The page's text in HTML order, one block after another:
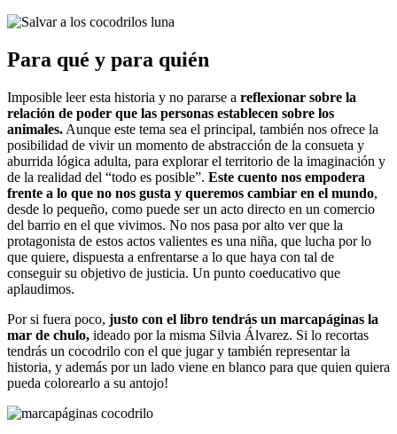
Para qué y para quién
Imposible leer esta historia y no pararse a reflexionar sobre la
relación de poder que las personas establecen sobre los
animales. Aunque este tema sea el principal, también nos ofrece la
posibilidad de vivir un momento de abstracción de la consueta y
aburrida lógica adulta, para explorar el territorio de la imaginación y
de la realidad del “todo es posible”. Este cuento nos empodera
frente a lo que no nos gusta y queremos cambiar en el mundo,
desde lo pequeño, como puede ser un acto directo en un comercio
del barrio en el que vivimos. No nos pasa por alto ver que la
protagonista de estos actos valientes es una niña, que lucha por lo
que quiere, dispuesta a enfrentarse a lo que haya con tal de
conseguir su objetivo de justicia. Un punto coeducativo que
aplaudimos.
Por si fuera poco, justo con el libro tendrás un marcapáginas la
mar de chulo, ideado por la misma Silvia Álvarez. Si lo recortas
tendrás un cocodrilo con el que jugar y también representar la
historia, y además por un lado viene en blanco para que quien quiera
pueda colorearlo a su antojo!